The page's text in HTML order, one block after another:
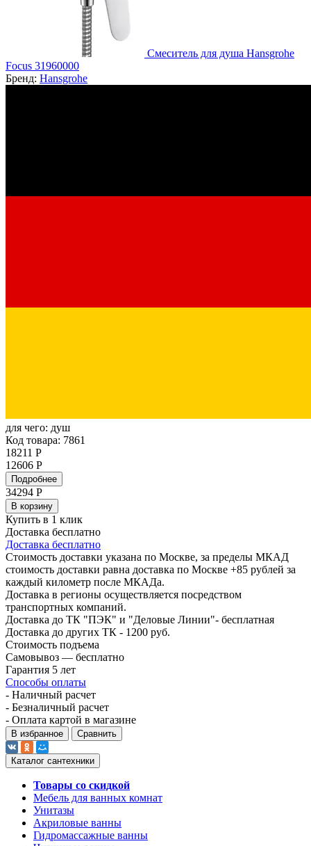
Смеситель для душа Hansgrohe
Focus 31960000
Бренд: Hansgrohe
для чего: душ
Код товара: 7861
18211 Р
12606 Р
Подробнее
34294 Р
В корзину
Купить в 1 клик
Доставка бесплатно
Доставка бесплатно
Стоимость доставки указана по Москве, за пределы МКАД
стоимость доставки равна доставка по Москве +85 рублей за
каждый километр после МКАДа.
Доставка в регионы осуществляется посредством
транспортных компаний.
Доставка до ТК "ПЭК" и "Деловые Линии"- бесплатная
Доставка до других ТК - 1200 руб.
Стоимость подъема
Самовывоз — бесплатно
Гарантия 5 лет
Способы оплаты
- Наличный расчет
- Безналичный расчет
- Оплата картой в магазине
В избранное Сравнить
Каталог сантехники
Товары со скидкой
Мебель для ванных комнат
Унитазы
Акриловые ванны
Гидромассажные ванны